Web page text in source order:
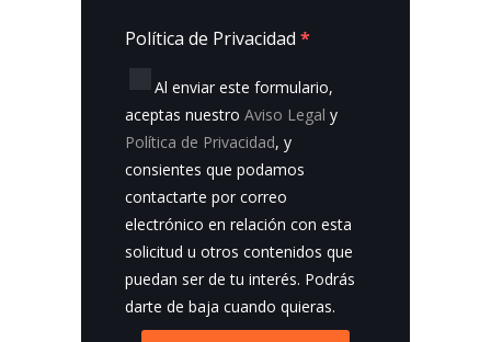
Política de Privacidad *
Al enviar este formulario,
aceptas nuestro Aviso Legal y
Política de Privacidad, y
consientes que podamos
contactarte por correo
electrónico en relación con esta
solicitud u otros contenidos que
puedan ser de tu interés. Podrás
darte de baja cuando quieras.